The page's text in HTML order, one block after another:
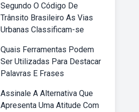
Segundo O Código De
Trânsito Brasileiro As Vias
Urbanas Classificam-se
Quais Ferramentas Podem
Ser Utilizadas Para Destacar
Palavras E Frases
Assinale A Alternativa Que
Apresenta Uma Atitude Com